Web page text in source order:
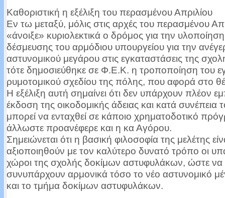
Καθοριστική η εξέλιξη του περασμένου Απριλίου
Εν τω μεταξύ, μόλις στις αρχές του περασμένου
«άνοιξε» κυριολεκτικά ο δρόμος για την
δέσμευσης του αρμόδιου υπουργείου για την
αστυνομικού μεγάρου στις εγκαταστάσεις της
τότε δημοσιεύθηκε σε Φ.Ε.Κ. η τροποποίηση του
ρυμοτομικού σχεδίου της πόλης, που αφορά στο
Η εξέλιξη αυτή σημαίνει ότι δεν υπάρχουν πλέον
έκδοση της οικοδομικής άδειας και κατά συνέπεια
μπορεί να ενταχθεί σε κάποιο χρηματοδοτικό
άλλωστε προανέφερε και η κα Αγόρου.
Σημειώνεται ότι η βασική φιλοσοφία της μελέτης
αξιοποιηθούν με τον καλύτερο δυνατό τρόπο οι
χώροι της σχολής δοκίμων αστυφυλάκων, ώστε να
συνυπάρχουν αρμονικά τόσο το νέο αστυνομικό
και το τμήμα δοκίμων αστυφυλάκων.